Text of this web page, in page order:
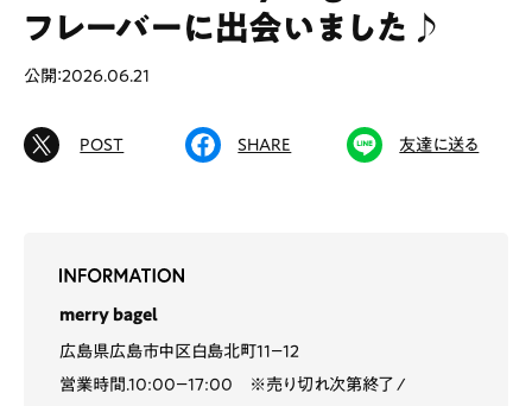
# ファミリーにおすすめ # 女子旅におすすめ
Gourmet
フレーバーに出会いました♪
公開：2026.06.21
POST SHARE 友達に送る
merry bagel
広島県広島市中区白島北町１１－１２
営業時間.10:00－17:00 ※売り切れ次第終了